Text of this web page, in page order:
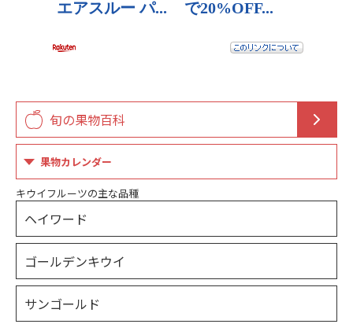
旬の果物百科
果物カレンダー
キウイフルーツの主な品種
ヘイワード
ゴールデンキウイ
サンゴールド